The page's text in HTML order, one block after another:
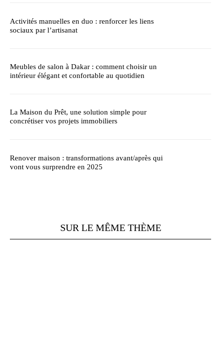
Activités manuelles en duo : renforcer les liens
sociaux par l’artisanat
Meubles de salon à Dakar : comment choisir un
intérieur élégant et confortable au quotidien
La Maison du Prêt, une solution simple pour
concrétiser vos projets immobiliers
Renover maison : transformations avant/après qui
vont vous surprendre en 2025
SUR LE MÊME THÈME